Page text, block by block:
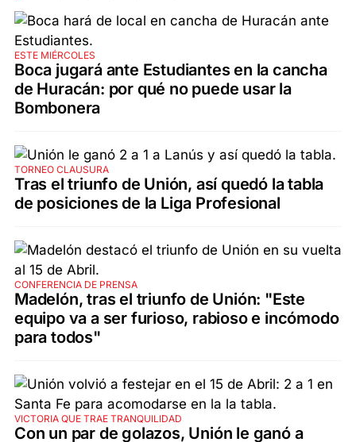
ESTE MIÉRCOLES
Boca jugará ante Estudiantes en la cancha
de Huracán: por qué no puede usar la
Bombonera
TORNEO CLAUSURA
Tras el triunfo de Unión, así quedó la tabla
de posiciones de la Liga Profesional
CONFERENCIA DE PRENSA
Madelón, tras el triunfo de Unión: "Este
equipo va a ser furioso, rabioso e incómodo
para todos"
VICTORIA QUE TRAE TRANQUILIDAD
Con un par de golazos, Unión le ganó a